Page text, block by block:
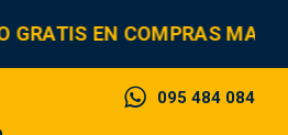
GRATIS EN COMPRAS
095 484 084